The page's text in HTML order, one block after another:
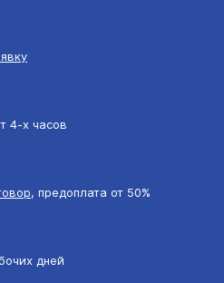
4-х часов
, предоплата от 50%
дней